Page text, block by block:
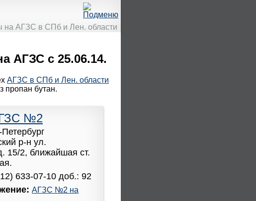
на АГЗС в СПб и Лен. области
АГЗС с 25.06.14.
АГЗС в СПб и Лен. области
пропан бутан.
№2
Петербург
р-н ул.
15/2, ближайшая ст.
633-07-10 доб.: 92
АГЗС №2 на